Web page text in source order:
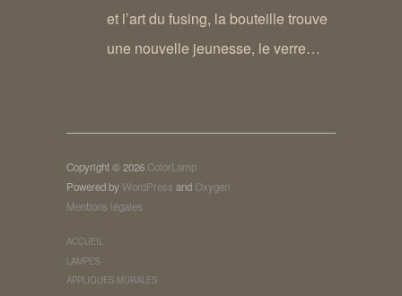
et l’art du fusing, la bouteille trouve
une nouvelle jeunesse, le verre…
Copyright © 2026 ColorLamp
Powered byWordPress andOxygen
Mentions légales
ACCUEIL
LAMPES
APPLIQUES MURALES